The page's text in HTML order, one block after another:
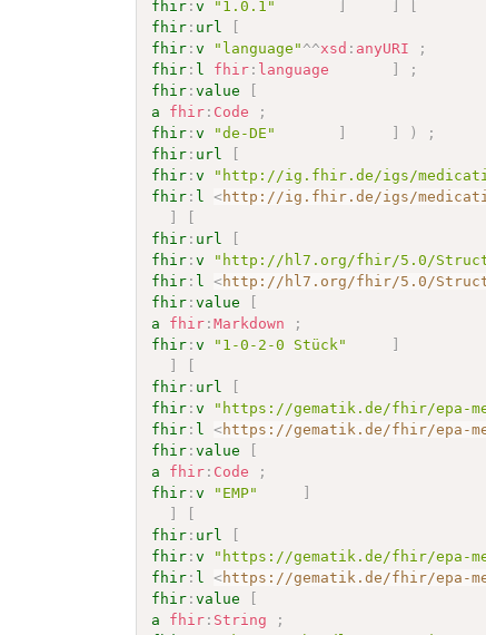
fhir :v "1.0.1"
fhir : url
fhir :v "language" ^^xsd : anyURI
;
fhir : l fhir : language
;
fhir :value
a
fhir : Code
;
fhir :v "de-DE" )
;
fhir : url
fhir :v "http://ig.fhir.de/igs/
fhir : l <http://ig.fhir.de/igs/
fhir : url
fhir :v "http://hl7.org/fhir/5.0/
fhir : l <http://hl7.org/fhir/5.0/
fhir :value
a
fhir :Markdown
;
fhir :v "1-0-2-0 Stück"
fhir : url
fhir :v "https://gematik.de/fhir/epa-
fhir : l <https://gematik.de/fhir/epa-
fhir :value
a
fhir : Code
;
fhir :v "EMP"
fhir : url
fhir :v "https://gematik.de/fhir/epa-
fhir : l <https://gematik.de/fhir/epa-
fhir :value
a
fhir : String
;